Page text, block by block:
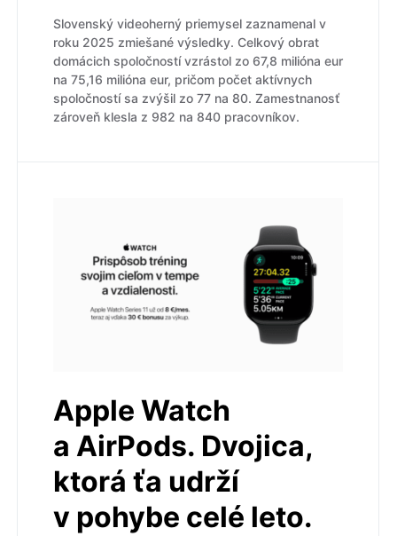
Slovenský videoherný priemysel zaznamenal v
roku 2025 zmiešané výsledky. Celkový obrat
domácich spoločností vzrástol zo 67,8 milióna eur
na 75,16 milióna eur, pričom počet aktívnych
spoločností sa zvýšil zo 77 na 80. Zamestnanosť
zároveň klesla z 982 na 840 pracovníkov.
Apple Watch
a AirPods. Dvojica,
ktorá ťa udrží
v pohybe celé leto.